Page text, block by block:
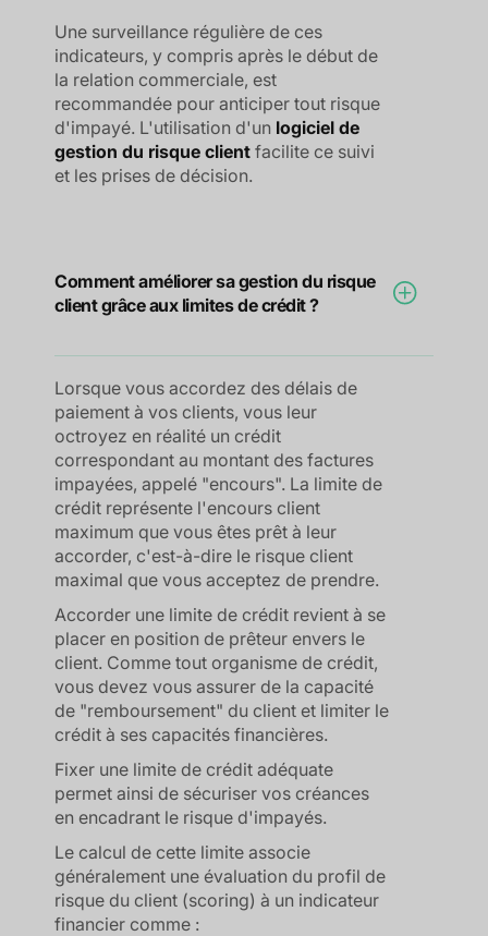
Une surveillance régulière de ces
indicateurs, y compris après le début de
la relation commerciale, est
recommandée pour anticiper tout risque
d'impayé. L'utilisation d'un logiciel de
gestion du risque client facilite ce suivi
et les prises de décision.
Comment améliorer sa gestion du risque
client grâce aux limites de crédit ?
Lorsque vous accordez des délais de
paiement à vos clients, vous leur
octroyez en réalité un crédit
correspondant au montant des factures
impayées, appelé "encours". La limite de
crédit représente l'encours client
maximum que vous êtes prêt à leur
accorder, c'est-à-dire le risque client
maximal que vous acceptez de prendre.
Accorder une limite de crédit revient à se
placer en position de prêteur envers le
client. Comme tout organisme de crédit,
vous devez vous assurer de la capacité
de "remboursement" du client et limiter le
crédit à ses capacités financières.
Fixer une limite de crédit adéquate
permet ainsi de sécuriser vos créances
en encadrant le risque d'impayés.
Le calcul de cette limite associe
généralement une évaluation du profil de
risque du client (scoring) à un indicateur
financier comme :